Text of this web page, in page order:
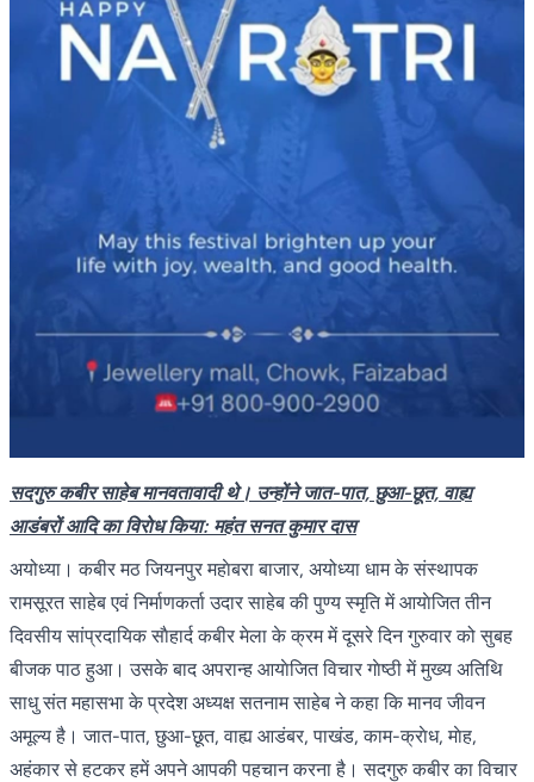
सदगुरु कबीर साहेब मानवतावादी थे। उन्होंने जात-पात, छुआ-छूत, वाह्य
आडंबरों आदि का विराेध किया: महंत सनत कुमार दास
अयोध्या। कबीर मठ जियनपुर महाेबरा बाजार, अयोध्या धाम के संस्थापक
रामसूरत साहेब एवं निर्माणकर्ता उदार साहेब की पुण्य स्मृति में आयाेजित तीन
दिवसीय सांप्रदायिक साैहार्द कबीर मेला के क्रम में दूसरे दिन गुरुवार को सुबह
बीजक पाठ हुआ। उसके बाद अपरान्ह आयाेजित विचार गाेष्ठी में मुख्य अतिथि
साधु संत महासभा के प्रदेश अध्यक्ष सतनाम साहेब ने कहा कि मानव जीवन
अमूल्य है। जात-पात, छुआ-छूत, वाह्य आडंबर, पाखंड, काम-क्राेध, माेह,
अहंकार से हटकर हमें अपने आपकी पहचान करना है। सदगुरु कबीर का विचार